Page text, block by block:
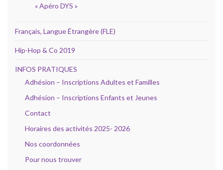
« Apéro DYS »
Français, Langue Étrangère (FLE)
Hip-Hop & Co 2019
INFOS PRATIQUES
Adhésion – Inscriptions Adultes et Familles
Adhésion – Inscriptions Enfants et Jeunes
Contact
Horaires des activités 2025- 2026
Nos coordonnées
Pour nous trouver